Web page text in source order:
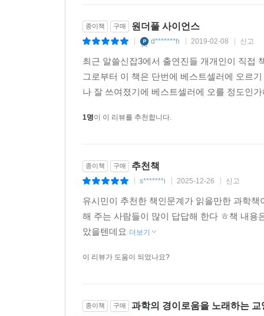
종이책 구매 원더풀 사이언스
d*******h 2019-02-08 신고
최근 알쓸신잡3에서 출연진들 개개인이 직접
그로부터 이 책은 단번에 베스트셀러에 오르
나 잘 쓰여졌기에 베스트셀러에 오를 정도인
1명이 이 리뷰를 추천합니다.
종이책 구매 추천책
s*******i 2025-12-26 신고
유시민이 추천한 책인문계가 읽을만한 과학
해 주는 사람들이 많이 답답해 한다 ㅎ책 내
았을텐데요 더보기
이 리뷰가 도움이 되었나요?
종이책 구매 과학의 경이로움을 노래하는 교